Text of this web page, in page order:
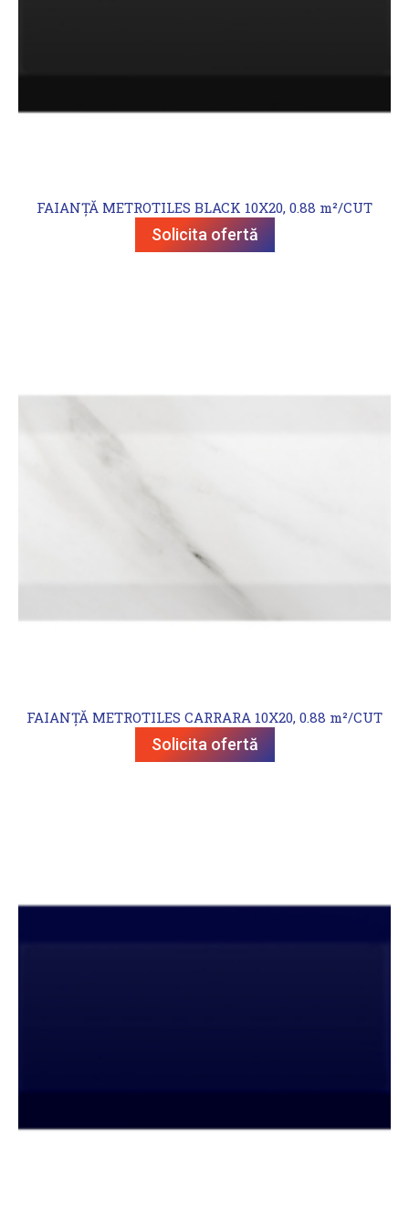
FAIANȚĂ METROTILES BLACK 10X20, 0.88 m²/CUT
Solicita ofertă
FAIANȚĂ METROTILES CARRARA 10X20, 0.88 m²/CUT
Solicita ofertă